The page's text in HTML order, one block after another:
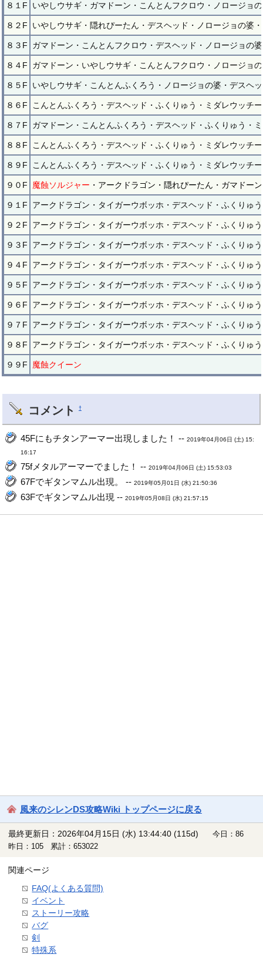
８１F いやしウサギ・ガマドーン・こんとんフクロウ・ノロージョ
８２F いやしウサギ・隠れぴーたん・デスヘッド・ノロージョの婆
８３F ガマドーン・こんとんフクロウ・デスヘッド・ノロージョの
８４F ガマドーン・いやしウサギ・こんとんフクロウ・ノロージョ
８５F いやしウサギ・こんとんふくろう・ノロージョの婆・デスヘ
８６F こんとんふくろう・デスヘッド・ふくりゅう・ミダレウッチ
８７F ガマドーン・こんとんふくろう・デスヘッド・ふくりゅう・
８８F こんとんふくろう・デスヘッド・ふくりゅう・ミダレウッチ
８９F こんとんふくろう・デスへッド・ふくりゅう・ミダレウッチ
９０F 魔蝕ソルジャー ・アークドラゴン・隠れぴーたん・ガマドー
９１F アークドラゴン・タイガーウボッホ・デスヘッド・ふくりゅ
９２F アークドラゴン・タイガーウボッホ・デスヘッド・ふくりゅ
９３F アークドラゴン・タイガーウボッホ・デスヘッド・ふくりゅ
９４F アークドラゴン・タイガーウボッホ・デスヘッド・ふくりゅ
９５F アークドラゴン・タイガーウボッホ・デスヘッド・ふくりゅ
９６F アークドラゴン・タイガーウボッホ・デスヘッド・ふくりゅ
９７F アークドラゴン・タイガーウボッホ・デスヘッド・ふくりゅ
９８F アークドラゴン・タイガーウボッホ・デスヘッド・ふくりゅ
９９F 魔蝕クイーン
コメント †
45Fにもチタンアーマー出現しました！ --2019年04月06日 (土) 15:
16:17
75fメタルアーマーでました！ --2019年04月06日 (土) 15:53:03
67Fでギタンマムル出現。 --2019年05月01日 (水) 21:50:36
63Fでギタンマムル出現 --2019年05月08日 (水) 21:57:15
風来のシレンDS攻略Wiki トップページに戻る
最終更新日：2026年04月15日 (水) 13:44:40(115d)
今日：86
昨日：105 累計：653022
関連ページ
FAQ(よくある質問)
イベント
ストーリー攻略
バグ
剣
特殊系